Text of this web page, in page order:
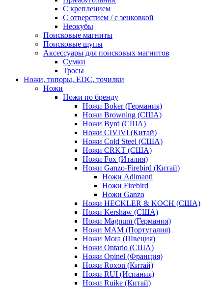
С креплением
С отверстием / с зенковкой
Неокубы
Поисковые магниты
Поисковые щупы
Аксессуары для поисковых магнитов
Сумки
Тросы
Ножи, топоры, EDC, точилки
Ножи
Ножи по бренду
Ножи Boker (Германия)
Ножи Browning (США)
Ножи Byrd (США)
Ножи CIVIVI (Китай)
Ножи Cold Steel (США)
Ножи CRKT (США)
Ножи Fox (Италия)
Ножи Ganzo-Firebird (Китай)
Ножи Adimanti
Ножи Firebird
Ножи Ganzo
Ножи HECKLER & KOCH (США)
Ножи Kershaw (США)
Ножи Magnum (Германия)
Ножи MAM (Португалия)
Ножи Mora (Швеция)
Ножи Ontario (США)
Ножи Opinel (Франция)
Ножи Roxon (Китай)
Ножи RUI (Испания)
Ножи Ruike (Китай)